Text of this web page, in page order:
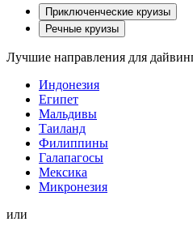
Приключенческие круизы
Речные круизы
Лучшие направления для
Индонезия
Египет
Мальдивы
Таиланд
Филиппины
Галапагосы
Мексика
Микронезия
или